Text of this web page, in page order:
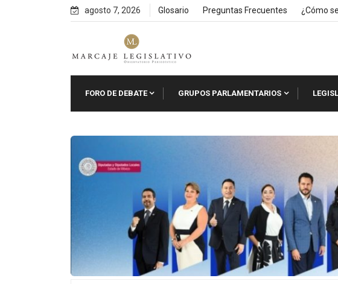
agosto 7, 2026 Glosario Preguntas Frecuentes ¿Cómo
FORO DE DEBATE GRUPOS PARLAMENTARIOS